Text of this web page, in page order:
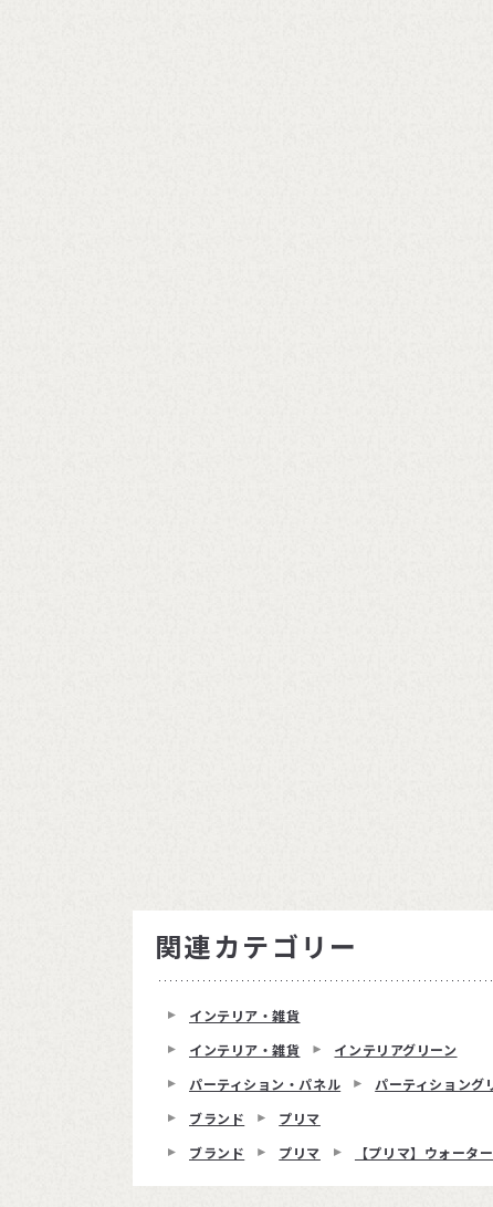
関連カテゴリー
インテリア・雑貨
インテリア・雑貨
インテリアグリーン
パーティション・パネル
パーティショング
ブランド
プリマ
ブランド
プリマ 【プリマ】ウォータ